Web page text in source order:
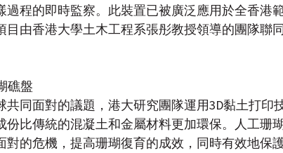
過程的即時監察。此裝置已被廣泛應用於全香港
目由香港大學土木工程系張彤教授領導的團隊聯
礁盤
共同面對的議題，港大研究團隊運用3D黏土打印
份比傳統的混凝土和金屬材料更加環保。人工珊
對的危機，提高珊瑚復育的成效，同時有效地保